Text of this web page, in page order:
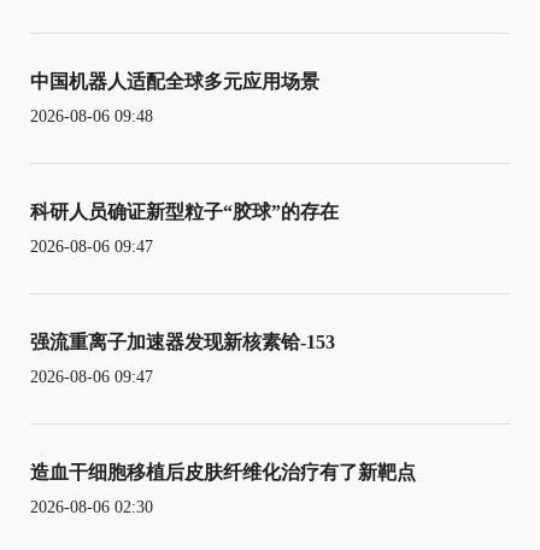
中国机器人适配全球多元应用场景
2026-08-06 09:48
科研人员确证新型粒子“胶球”的存在
2026-08-06 09:47
强流重离子加速器发现新核素铪-153
2026-08-06 09:47
造血干细胞移植后皮肤纤维化治疗有了新靶点
2026-08-06 02:30